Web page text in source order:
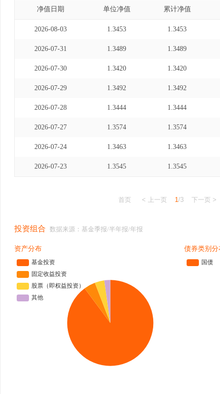
净值日期 单位净值 累计净值
2026-08-03 1.3453 1.3453
2026-07-31 1.3489 1.3489
2026-07-30 1.3420 1.3420
2026-07-29 1.3492 1.3492
2026-07-28 1.3444 1.3444
2026-07-27 1.3574 1.3574
2026-07-24 1.3463 1.3463
2026-07-23 1.3545 1.3545
首页 < 上一页 1/3 下一页 >
投资组合 数据来源：基金季报/半年报/年报
资产分布 债券类别分